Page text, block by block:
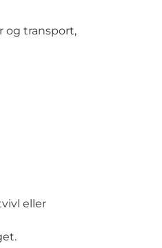
og transport,
eller